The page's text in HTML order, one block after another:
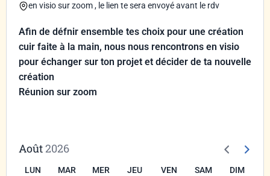
en visio sur zoom , le lien te sera envoyé avant le rdv
Afin de défnir ensemble tes choix pour une création
cuir faite à la main, nous nous rencontrons en visio
pour échanger sur ton projet et décider de ta nouvelle
création
Réunion sur zoom
Août2026
LUN MAR MER JEU VEN SAM DIM